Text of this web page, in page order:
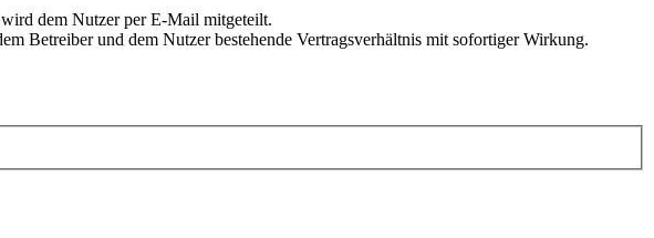
dem Nutzer per E-Mail mitgeteilt.
Betreiber und dem Nutzer bestehende Vertragsverhältnis mit sofortiger Wirkung.